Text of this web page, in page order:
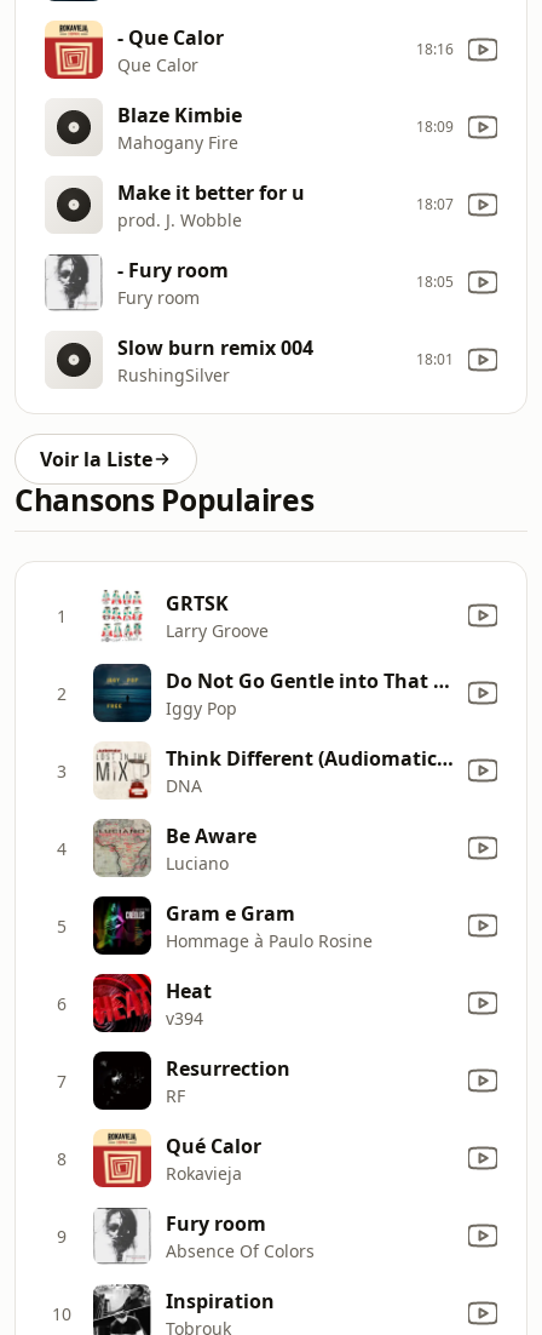
- Que Calor
Que Calor
18:16
Blaze Kimbie
Mahogany Fire
18:09
Make it better for u
prod. J. Wobble
18:07
- Fury room
Fury room
18:05
Slow burn remix 004
RushingSilver
18:01
Voir la Liste
Chansons Populaires
1 GRTSK
Larry Groove
2 Do Not Go Gentle into That Good Night
Iggy Pop
3 Think Different (Audiomatic Remix)
DNA
4 Be Aware
Luciano
5 Gram e Gram
Hommage à Paulo Rosine
6 Heat
v394
7 Resurrection
RF
8 Qué Calor
Rokavieja
9 Fury room
Absence Of Colors
10 Inspiration
Tobrouk